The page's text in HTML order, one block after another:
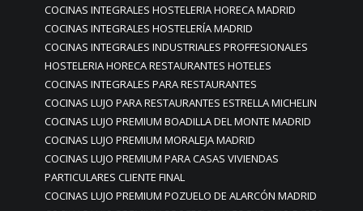
COCINAS INTEGRALES HOSTELERIA HORECA MADRID
COCINAS INTEGRALES HOSTELERÍA MADRID
COCINAS INTEGRALES INDUSTRIALES PROFFESIONALES
HOSTELERIA HORECA RESTAURANTES HOTELES
COCINAS INTEGRALES PARA RESTAURANTES
COCINAS LUJO PARA RESTAURANTES ESTRELLA MICHELIN
COCINAS LUJO PREMIUM BOADILLA DEL MONTE MADRID
COCINAS LUJO PREMIUM MORALEJA MADRID
COCINAS LUJO PREMIUM PARA CASAS VIVIENDAS
PARTICULARES CLIENTE FINAL
COCINAS LUJO PREMIUM POZUELO DE ALARCÓN MADRID